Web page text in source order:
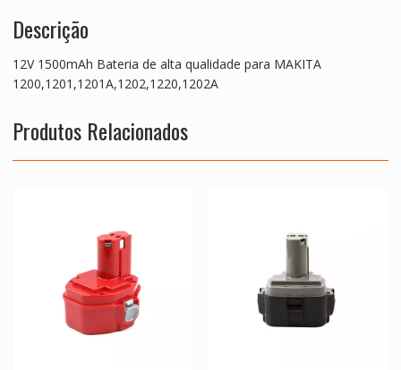
Descrição
12V 1500mAh Bateria de alta qualidade para MAKITA
1200,1201,1201A,1202,1220,1202A
Produtos Relacionados